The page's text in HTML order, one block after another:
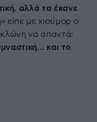
αλλά τα έκανε
είπε με χιούμορ ο
να απαντά:
και το